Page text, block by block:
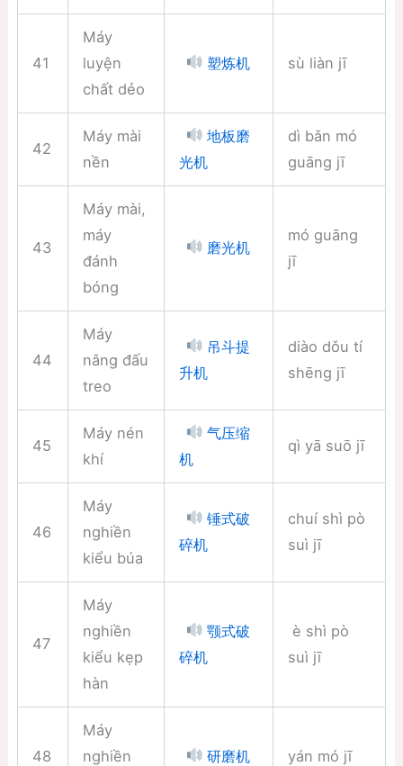
41
Máy
luyện
chất dẻo
塑炼机 sù liàn jī
42
Máy mài
nền
地板磨
光机
dì bǎn mó
guāng jī
43
Máy mài,
máy
đánh
bóng
磨光机
mó guāng
jī
44
Máy
nâng đấu
treo
吊斗提
升机
diào dǒu tí
shēng jī
45
Máy nén
khí
气压缩
机
qì yā suō jī
46
Máy
nghiền
kiểu búa
锤式破
碎机
chuí shì pò
suì jī
47
Máy
nghiền
kiểu kẹp
hàn
颚式破
碎机
è shì pò
suì jī
48
Máy
nghiền
研磨机 yán mó jī